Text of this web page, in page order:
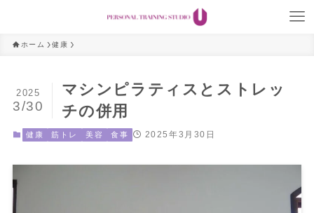
ホーム 健康
マシンピラティスとストレッ
チの併用
2025
3/30
健康 筋トレ 美容 食事 2025年3月30日